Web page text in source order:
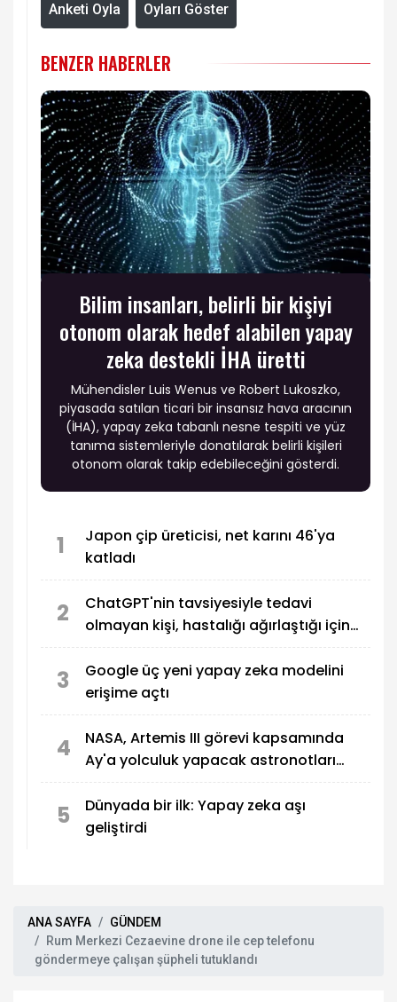
Anketi Oyla Oyları Göster
BENZER HABERLER
Bilim insanları, belirli bir kişiyi
otonom olarak hedef alabilen yapay
zeka destekli İHA üretti
Mühendisler Luis Wenus ve Robert Lukoszko,
piyasada satılan ticari bir insansız hava aracının
(İHA), yapay zeka tabanlı nesne tespiti ve yüz
tanıma sistemleriyle donatılarak belirli kişileri
otonom olarak takip edebileceğini gösterdi.
1
Japon çip üreticisi, net karını 46'ya
katladı
2
ChatGPT'nin tavsiyesiyle tedavi
olmayan kişi, hastalığı ağırlaştığı için
3
Google üç yeni yapay zeka modelini
erişime açtı
4
NASA, Artemis III görevi kapsamında
Ay'a yolculuk yapacak astronotları
5
Dünyada bir ilk: Yapay zeka aşı
geliştirdi
ANA SAYFA
GÜNDEM
Rum Merkezi Cezaevine drone ile cep telefonu
göndermeye çalışan şüpheli tutuklandı